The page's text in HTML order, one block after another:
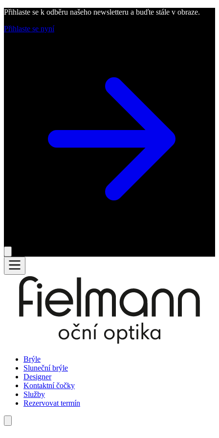
Přihlaste se k odběru našeho newsletteru a buďte stále v obraze.
Přihlaste se nyní
Brýle
Sluneční brýle
Designer
Kontaktní čočky
Služby
Rezervovat termín